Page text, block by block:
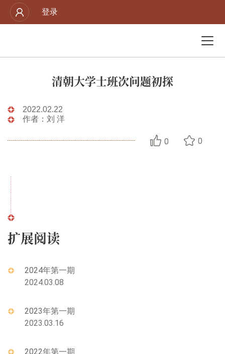
登录
清朝大学士班次问题初探
2022.02.22
作者：刘 洋
0 0
扩展阅读
2024年第一期
2024.03.08
2023年第一期
2023.03.16
2022年第一期